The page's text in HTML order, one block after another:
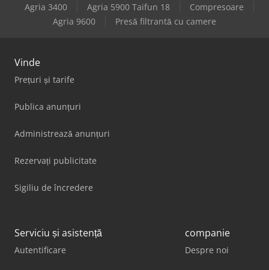
Agria 3400
Agria 5900 Taifun 18
Compresoare
Agria 9600
Presă filtrantă cu camere
Vinde
Prețuri și tarife
Publica anunțuri
Administrează anunțuri
Rezervați publicitate
Sigiliu de încredere
Serviciu și asistență
Autentificare
companie
Despre noi